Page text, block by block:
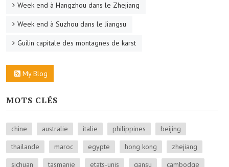
Week end à Hangzhou dans le Zhejiang
Week end à Suzhou dans le Jiangsu
Guilin capitale des montagnes de karst
My Blog
MOTS CLÉS
chine australie italie philippines
beijing
thailande
maroc egypte hong kong
zhejiang
sichuan
tasmanie etats-unis gansu cambodge